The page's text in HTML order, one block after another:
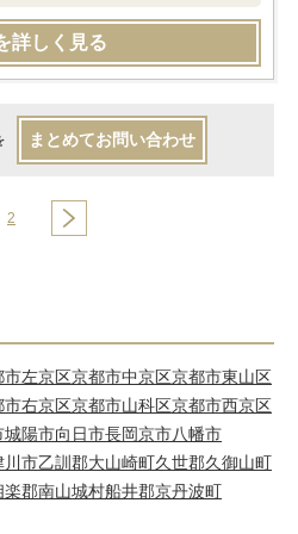
詳しく見る
まとめてお問い合わせ
2
市左京区京都市中京区京都市東山区
市右京区京都市山科区京都市西京区
城陽市向日市長岡京市八幡市
川市乙訓郡大山崎町久世郡久御山町
楽郡南山城村船井郡京丹波町